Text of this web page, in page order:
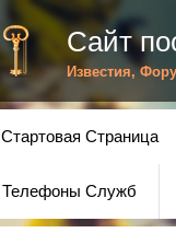
Сайт
Известия,
Стартовая Страница
Телефоны Служб